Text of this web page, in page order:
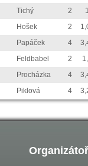
Tichý 2 1
Hošek 2
Papáček 4
Feldbabel 2
Procházka 4
Piklová 4